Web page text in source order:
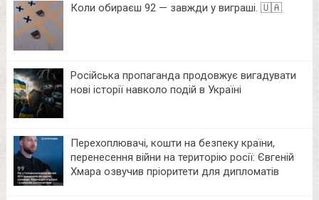
Коли обираєш 92 — завжди у виграші. 🇺🇦
Російська пропаганда продовжує вигадувати
нові історії навколо подій в Україні
Перехоплювачі, кошти на безпеку країни,
перенесення війни на територію росії: Євгеній
Хмара озвучив пріоритети для дипломатів